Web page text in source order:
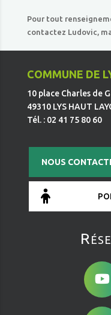
Pour tout
contactez Ludovic,
COMMUNE DE
10 place Charles de
49310 LYS HAUT
Tél. : 02 41 75 80 60
NOUS